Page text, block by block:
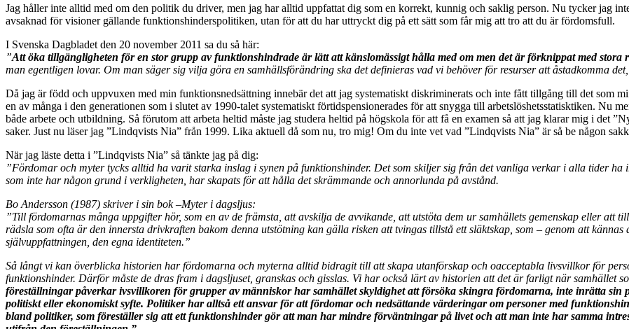
Jag håller inte alltid med om den politik du driver, men jag har alltid uppfattat dig som en korrekt, kunnig och saklig person. Nu tycker jag
avsaknad för visioner gällande funktionshinderspolitiken, utan för att du har uttryckt dig på ett sätt som får mig att tro att du är fördomsfull.
I Svenska Dagbladet den 20 november 2011 sa du så här:
”Att öka tillgängligheten för en stor grupp av funktionshindrade är lätt att känslomässigt hålla med om men det är förknippat med stora
man egentligen lovar. Om man säger sig vilja göra en samhällsförändring ska det definieras vad vi behöver för resurser att åstadkomma
Då jag är född och uppvuxen med min funktionsnedsättning innebär det att jag systematiskt diskriminerats och inte fått tillgång till det som
en av många i den generationen som i slutet av 1990-talet systematiskt förtidspensionerades för att snygga till arbetslöshetsstatisktiken. Nu
både arbete och utbildning. Så förutom att arbeta heltid måste jag studera heltid på högskola för att få en examen så att jag klarar mig i det
saker. Just nu läser jag ”Lindqvists Nia” från 1999. Lika aktuell då som nu, tro mig! Om du inte vet vad ”Lindqvists Nia” är så be någon
När jag läste detta i ”Lindqvists Nia” så tänkte jag på dig:
”Fördomar och myter tycks alltid ha varit starka inslag i synen på funktionshinder. Det som skiljer sig från det vanliga verkar i alla tider ha
som inte har någon grund i verkligheten, har skapats för att hålla det skrämmande och annorlunda på avstånd.
Bo Andersson (1987) skriver i sin bok –Myter i dagsljus:
”Till fördomarnas många uppgifter hör, som en av de främsta, att avskilja de avvikande, att utstöta dem ur samhällets gemenskap eller att
rädsla som ofta är den innersta drivkraften bakom denna utstötning kan gälla risken att tvingas tillstå ett släktskap, som – genom att
självuppfattningen, den egna identiteten.”
Så långt vi kan överblicka historien har fördomarna och myterna alltid bidragit till att skapa utanförskap och oacceptabla livsvillkor för
funktionshinder. Därför måste de dras fram i dagsljuset, granskas och gisslas. Vi har också lärt av historien att det är farligt när samhället
föreställningar påverkar ivsvillkoren för grupper av människor har samhället skyldighet att försöka skingra fördomarna, inte inrätta
politiskt eller ekonomiskt syfte. Politiker har alltså ett ansvar för att fördomar och nedsättande värderingar om personer med
bland politiker, som föreställer sig att ett funktionshinder gör att man har mindre förväntningar på livet och att man inte har samma